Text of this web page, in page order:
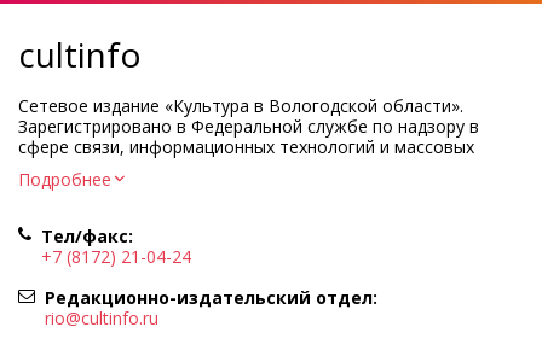
cultinfo
Сетевое издание «Культура в Вологодской области».
Зарегистрировано в Федеральной службе по надзору в
сфере связи, информационных технологий и массовых
Регистрационный номер и дата принятия решения о
Учредитель КУ ВО «Информационно-аналитический центр
культуры»
Адрес учредителя и редакции: 160000, Вологодская обл., г.
Вологда, ул. Марии Ульяновой, д.10
Главный редактор — Легчанова Елена Григорьевна
Подробнее
Тел/факс:
+7 (8172) 21-04-24
Редакционно-издательский отдел:
rio@cultinfo.ru